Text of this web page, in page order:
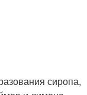
сиропа,